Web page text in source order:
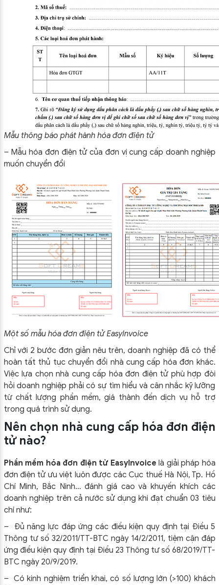
Mẫu thông báo phát hành hóa đơn điện tử
– Mẫu hóa đơn điện tử của đơn vị cung cấp doanh nghiệp
muốn chuyển đổi
Một số mẫu hóa đơn điện tử EasyInvoice
Chỉ với 2 bước đơn giản nêu trên, doanh nghiệp đã có thể
hoàn tất thủ tục chuyển đổi nhà cung cấp hóa đơn khác.
Việc lựa chọn nhà cung cấp hóa đơn điện tử phù hợp đòi
hỏi doanh nghiệp phải có sự tìm hiểu và cân nhắc kỹ lưỡng
từ chất lượng phần mềm, giá thành đến dịch vụ hỗ trợ
trong quá trình sử dụng.
Nên chọn nhà cung cấp hóa đơn điện
tử nào?
Phần mềm hóa đơn điện tử EasyInvoice là giải pháp hóa
đơn điện tử ưu việt luôn được các Cục thuế Hà Nội, Tp. Hồ
Chí Minh, Bắc Ninh… đánh giá cao và khuyến khích các
doanh nghiệp trên cả nước sử dụng khi đạt chuẩn 03 tiêu
chí như:
– Đủ năng lực đáp ứng các điều kiện quy định tại Điều 5
Thông tư số 32/2011/TT-BTC ngày 14/2/2011, tiệm cận đáp
ứng điều kiện quy định tại Điều 23 Thông tư số 68/2019/TT-
BTC ngày 20/9/2019.
– Có kinh nghiệm triển khai, có số lượng lớn (>100) khách